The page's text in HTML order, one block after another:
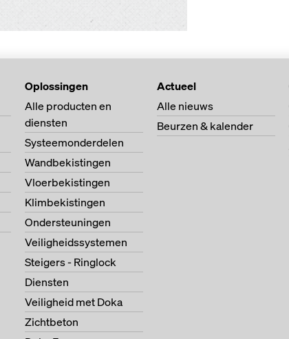
Oplossingen
Alle producten en
diensten
Systeemonderdelen
Wandbekistingen
Vloerbekistingen
Klimbekistingen
Ondersteuningen
Veiligheidssystemen
Steigers - Ringlock
Diensten
Veiligheid met Doka
Zichtbeton
Actueel
Alle nieuws
Beurzen & kalender